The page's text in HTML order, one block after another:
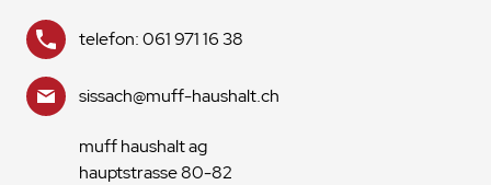
telefon: 061 971 16 38
sissach@muff-haushalt.ch
muff haushalt ag
hauptstrasse 80-82